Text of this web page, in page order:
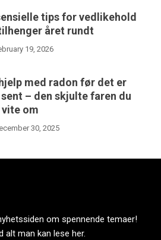
tips for vedlikehold
året rundt
19, 2026
med radon før det er
– den skjulte faren du
vite om
30, 2025
om spennende temaer!
alt man kan lese her.